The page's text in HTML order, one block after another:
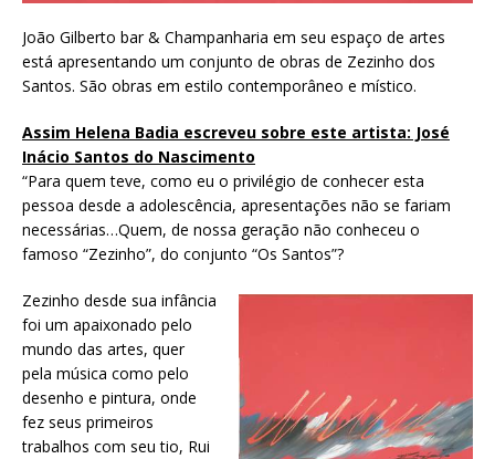
João Gilberto bar & Champanharia em seu espaço de artes
está apresentando um conjunto de obras de Zezinho dos
Santos. São obras em estilo contemporâneo e místico.
Assim Helena Badia escreveu sobre este artista: José
Inácio Santos do Nascimento
“Para quem teve, como eu o privilégio de conhecer esta
pessoa desde a adolescência, apresentações não se fariam
necessárias…Quem, de nossa geração não conheceu o
famoso “Zezinho”, do conjunto “Os Santos”?
Zezinho desde sua infância
foi um apaixonado pelo
mundo das artes, quer
pela música como pelo
desenho e pintura, onde
fez seus primeiros
trabalhos com seu tio, Rui